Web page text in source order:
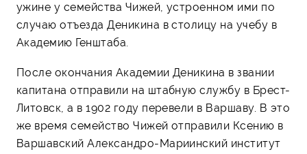
ужине у семейства Чижей, устроенном ими по
случаю отъезда Деникина в столицу на учебу в
Академию Генштаба.
После окончания Академии Деникина в звании
капитана отправили на штабную службу в Брест-
Литовск, а в 1902 году перевели в Варшаву. В это
же время семейство Чижей отправили Ксению в
Варшавский Александро-Мариинский институт